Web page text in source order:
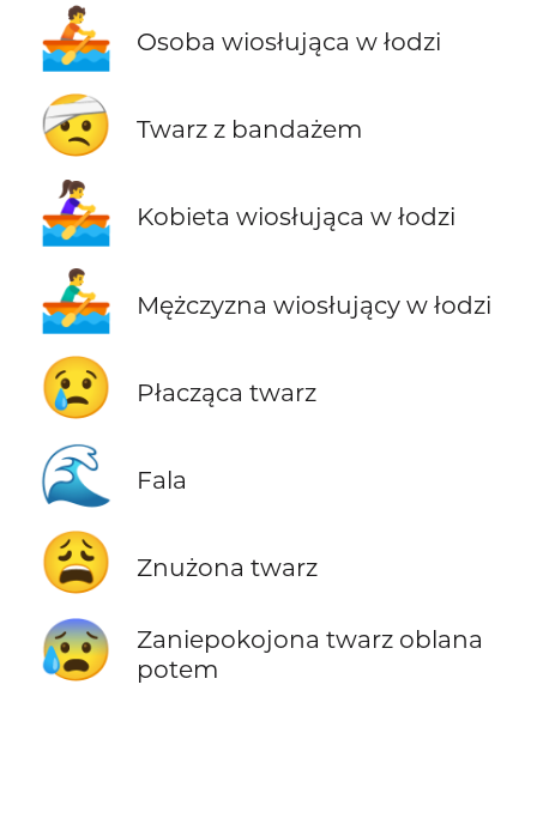
🚣 Osoba wiosłująca w łodzi
🤕 Twarz z bandażem
🚣‍♀️ Kobieta wiosłująca w łodzi
🚣‍♂️ Mężczyzna wiosłujący w łodzi
😢 Płacząca twarz
🌊 Fala
😩 Znużona twarz
😰
Zaniepokojona twarz oblana
potem